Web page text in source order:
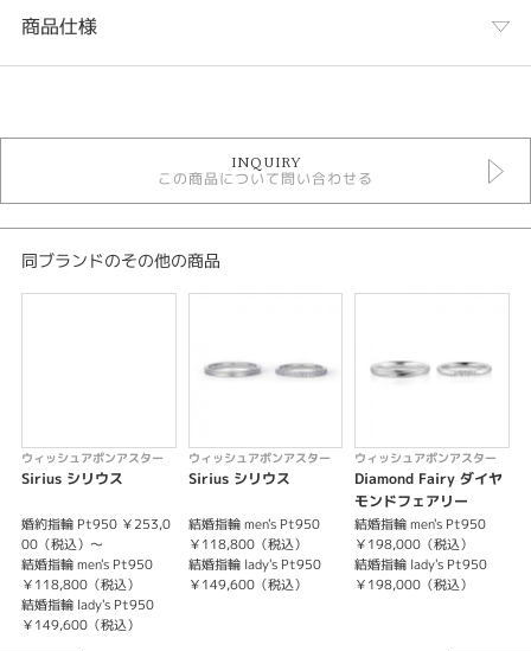
商品仕様
結婚指輪
Wish upon a star 結婚指輪
結婚指輪 ウェーブ・S字
結婚指輪 プラチナカラー
結婚指輪 ３～7石
結婚指輪 甲丸
結婚指輪 キュート
性別
レディース
メンズ
紹介文
INQUIRY
この商品について問い合わせる
同ブランドのその他の商品
ウィッシュアポンアスター
Sirius シリウス
婚約指輪 Pt950 ￥253,0
00（税込）～
結婚指輪 men's Pt950
￥118,800（税込）
結婚指輪 lady's Pt950
￥149,600（税込）
ウィッシュアポンアスター
Sirius シリウス
結婚指輪 men's Pt950
￥118,800（税込）
結婚指輪 lady's Pt950
￥149,600（税込）
ウィッシュアポンアスター
Diamond Fairy ダイヤ
モンドフェアリー
結婚指輪 men's Pt950
￥198,000（税込）
結婚指輪 lady's Pt950
￥198,000（税込）